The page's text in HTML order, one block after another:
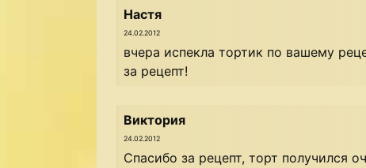
Настя
24.02.2012
вчера испекла тортик по вашему
за рецепт!
Виктория
24.02.2012
Спасибо за рецепт, торт получился